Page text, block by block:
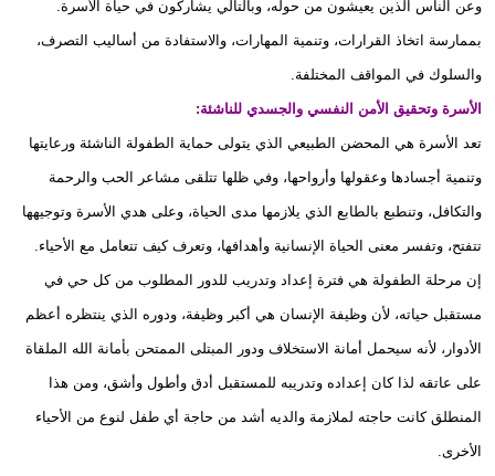
وعن الناس الذين يعيشون من حوله، وبالتالي يشاركون في حياة الأسرة.
بممارسة اتخاذ القرارات، وتنمية المهارات، والاستفادة من أساليب التصرف،
والسلوك في المواقف المختلفة.
الأسرة وتحقيق الأمن النفسي والجسدي للناشئة:
تعد الأسرة هي المحضن الطبيعي الذي يتولى حماية الطفولة الناشئة ورعايتها
وتنمية أجسادها وعقولها وأرواحها، وفي ظلها تتلقى مشاعر الحب والرحمة
والتكافل، وتنطبع بالطابع الذي يلازمها مدى الحياة، وعلى هدي الأسرة وتوجيهها
تتفتح، وتفسر معنى الحياة الإنسانية وأهدافها، وتعرف كيف تتعامل مع الأحياء.
إن مرحلة الطفولة هي فترة إعداد وتدريب للدور المطلوب من كل حي في
مستقبل حياته، لأن وظيفة الإنسان هي أكبر وظيفة، ودوره الذي ينتظره أعظم
الأدوار، لأنه سيحمل أمانة الاستخلاف ودور المبتلى الممتحن بأمانة الله الملقاة
على عاتقه لذا كان إعداده وتدريبه للمستقبل أدق وأطول وأشق، ومن هذا
المنطلق كانت حاجته لملازمة والديه أشد من حاجة أي طفل لنوع من الأحياء
الأخرى.